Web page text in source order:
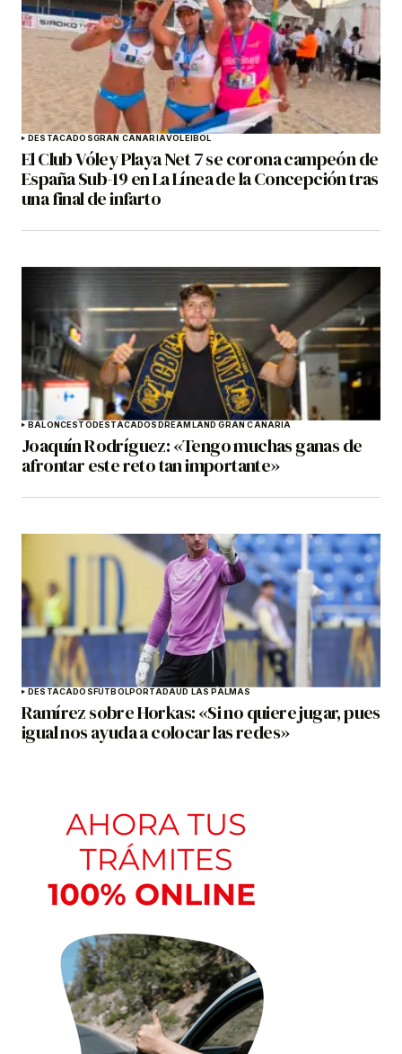
DESTACADOSGRAN CANARIAVOLEIBOL
El Club Vóley Playa Net 7 se corona campeón de
España Sub-19 en La Línea de la Concepción tras
una final de infarto
BALONCESTODESTACADOSDREAMLAND GRAN CANARIA
Joaquín Rodríguez: «Tengo muchas ganas de
afrontar este reto tan importante»
DESTACADOSFÚTBOLPORTADAUD LAS PALMAS
Ramírez sobre Horkas: «Si no quiere jugar, pues
igual nos ayuda a colocar las redes»